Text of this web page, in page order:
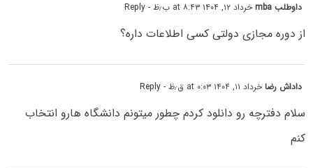
داوطلب mba خرداد ۱۲, ۱۴۰۴ at ۸:۴۳ ب٫ظ - Reply
از دوره مجازی دولتی کسی اطلاعات داره؟
داداش رضاخرداد ۱۱, ۱۴۰۴ at ۰:۰۳ ق٫ظ - Reply
سلام دفترچه رو دانلود کردم چطور میتونم دانشگاه هارو انتخاب
کنم